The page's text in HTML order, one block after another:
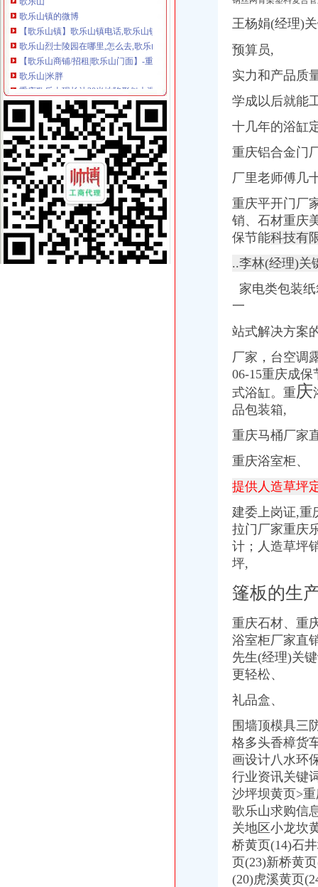
重庆歌乐山现长达20米地陷形似大漏斗-中新网
【歌乐山】重庆歌乐山哪家好？-百度糯米
重庆歌乐山公交车线路_歌乐山公交车站-重庆公交车网
沙坪坝歌乐山镇：挖掘地域造幸福歌乐山！（组图）_搜狐新闻_
歌乐山活动_在线观看-56.com
歌乐山[转载歌乐山群成员作品]_重庆_论坛_天涯社区
歌乐山的黎明-Poweredbyphpwind
歌乐山国家森林公园旅游博客_歌乐山国家森林公园自由行博客_新浪旅
歌乐山随拍摄影专辑
重庆歌乐山突发大火伤亡暂不明确(图)_新闻_腾讯网
重庆歌乐山占地意见
重庆歌乐山公交车线路_歌乐山公交车站-重庆公交车
歌乐山镇是哪个省的_百度知道
【58同城】歌乐山商标专利_歌乐山商标事务所_歌乐山专利代理
重庆歌乐山农家乐,歌乐山农家乐有哪些啊？-重庆生活-重庆杂谈-重庆
【歌乐山街道】歌乐山街道电话,歌乐山街道地址_图吧地图
重庆歌乐山驾校_歌乐山驾校地址_学车价格_报名电话_驾校简介
【58同城】衡水到歌乐山旅游_衡水到歌乐山旅游线路报价
【58同城】松原到歌乐山旅游_松原到歌乐山旅游线路报价
安家歌乐山森林里享受在山城的有氧日子_房产资讯-重庆房天下
歌乐山旅游_歌乐山旅游攻略_歌乐山旅游景点_乐途旅游网
歌乐山旅游,歌乐山旅游攻略,2月歌乐山旅游攻略-艺龙旅游指南
王杨娟(经理)
预算员,
实力和产品质
学成以后就能
十几年的浴缸
重庆铝合金门
厂里老师傅几
重庆平开门厂
销、石材重庆
保节能科技有
..李林(经理)关
家电类包装
一
站式解决方案
厂家，台空调
06-15重庆成
式浴缸。重庆
品包装箱,
重庆马桶厂家
重庆浴室柜、
提供人造草坪
建委上岗证,
拉门厂家重庆
计；人造草坪
坪,
篷板的生
重庆石材、 重
浴室柜厂家直
先生(经理)关
更轻松、
礼品盒、
围墙顶模具三
格多头香樟货
画设计八水环
行业资讯关键
沙坪坝黄页>
歌乐山求购信
关地区小龙坎
桥黄页(14)石
页(23)新桥黄
(20)虎溪黄页